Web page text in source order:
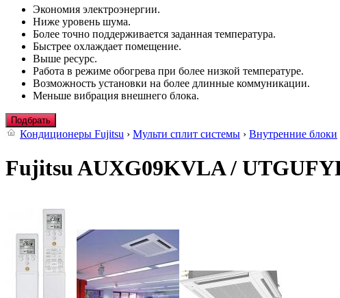
Экономия электроэнергии.
Ниже уровень шума.
Более точно поддерживается заданная температура.
Быстрее охлаждает помещение.
Выше ресурс.
Работа в режиме обогрева при более низкой температуре.
Возможность установки на более длинные коммуникации.
Меньше вибрация внешнего блока.
Подбрать
Кондиционеры Fujitsu › Мульти сплит системы › Внутренние блоки
Fujitsu AUXG09KVLA /